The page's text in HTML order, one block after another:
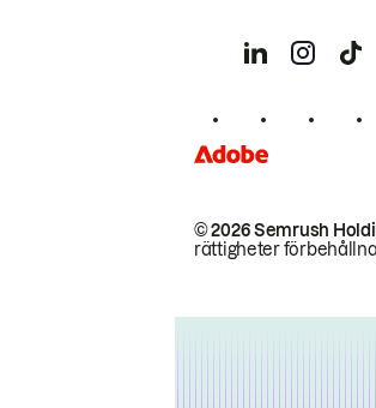
© 2026 Semrush
rättigheter